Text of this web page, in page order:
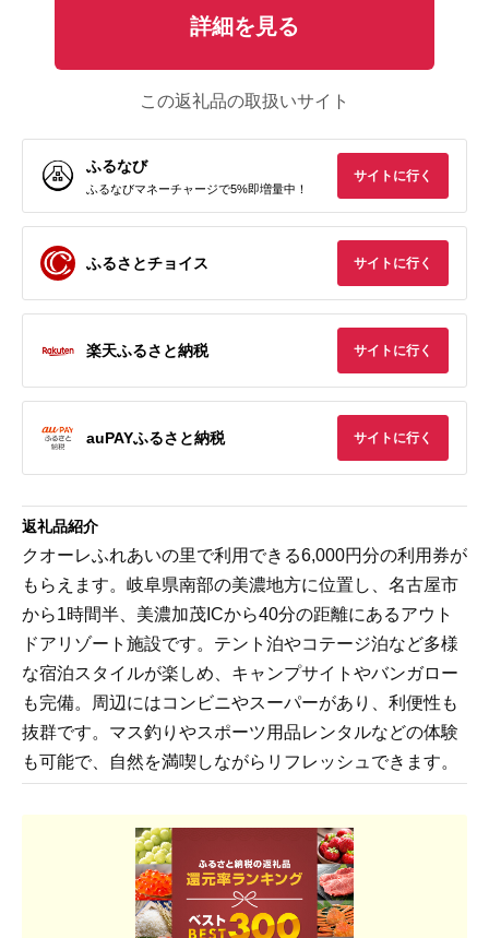
詳細を見る
この返礼品の取扱いサイト
ふるなび
ふるなびマネーチャージで5%即増量中！
サイトに行く
ふるさとチョイス サイトに行く
楽天ふるさと納税 サイトに行く
auPAYふるさと納税 サイトに行く
返礼品紹介
クオーレふれあいの里で利用できる6,000円分の利用券が
もらえます。岐阜県南部の美濃地方に位置し、名古屋市
から1時間半、美濃加茂ICから40分の距離にあるアウト
ドアリゾート施設です。テント泊やコテージ泊など多様
な宿泊スタイルが楽しめ、キャンプサイトやバンガロー
も完備。周辺にはコンビニやスーパーがあり、利便性も
抜群です。マス釣りやスポーツ用品レンタルなどの体験
も可能で、自然を満喫しながらリフレッシュできます。